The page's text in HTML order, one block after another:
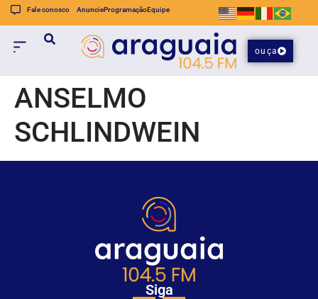
Fale conosco AnuncieProgramaçãoEquipe
ouça
ANSELMO
SCHLINDWEIN
Siga